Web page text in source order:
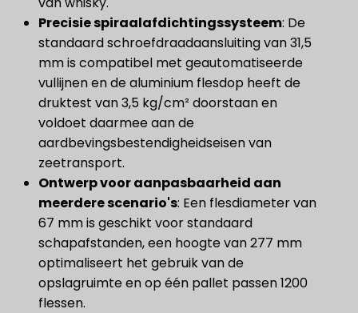
Precisie spiraalafdichtingssysteem​: De
standaard schroefdraadaansluiting van 31,5
mm is compatibel met geautomatiseerde
vullijnen en de aluminium flesdop heeft de
druktest van 3,5 kg/cm² doorstaan ​​en
voldoet daarmee aan de
aardbevingsbestendigheidseisen van
zeetransport.
Ontwerp voor aanpasbaarheid aan
meerdere scenario's​: Een flesdiameter van
67 mm is geschikt voor standaard
schapafstanden, een hoogte van 277 mm
optimaliseert het gebruik van de
opslagruimte en op één pallet passen 1200
flessen.